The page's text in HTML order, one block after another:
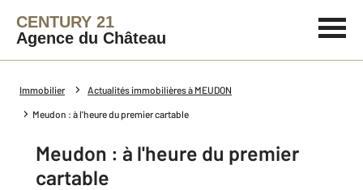
CENTURY 21
Agence du Château
Immobilier Actualités immobilières à MEUDON
Meudon : à l'heure du premier cartable
Meudon : à l'heure du premier
cartable